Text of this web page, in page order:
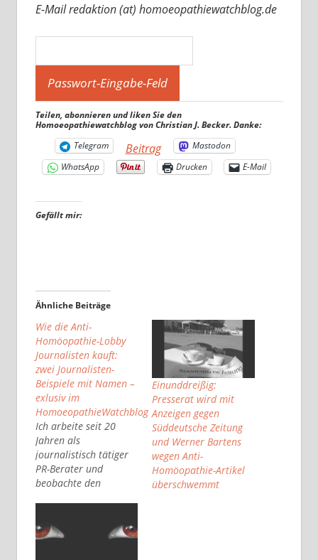
E-Mail redaktion (at) homoeopathiewatchblog.de
Teilen, abonnieren und liken Sie den
Homoeopathiewatchblog von Christian J. Becker. Danke:
Telegram
Beitrag
Mastodon
WhatsApp
Drucken E-Mail
Gefällt mir:
Ähnliche Beiträge
Wie die Anti-
Homöopathie-Lobby
Journalisten kauft:
zwei Journalisten-
Beispiele mit Namen –
exlusiv im
HomoeopathieWatchblog
Ich arbeite seit 20
Jahren als
journalistisch tätiger
PR-Berater und
beobachte den
verändert im
Journalismus. Eines ist
Einunddreißig:
Presserat wird mit
Anzeigen gegen
Süddeutsche Zeitung
und Werner Bartens
wegen Anti-
Homöopathie-Artikel
überschwemmt